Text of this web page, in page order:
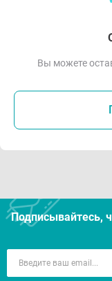
Вы можете
Подписывайтесь,